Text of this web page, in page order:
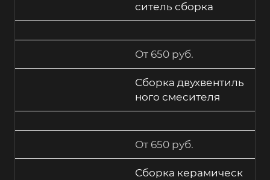
ситель сборка
От 650 руб.
Сборка двухвентиль
ного смесителя
От 650 руб.
Сборка керамическ